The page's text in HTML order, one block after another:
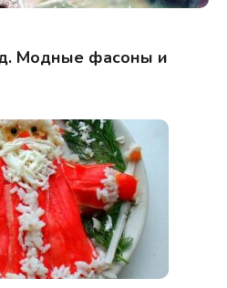
Модные фасоны и